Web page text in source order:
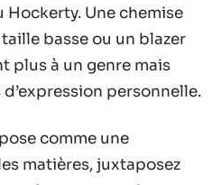
Hockerty. Une chemise
basse ou un blazer
plus à un genre mais
personnelle.
comme une
matières, juxtaposez